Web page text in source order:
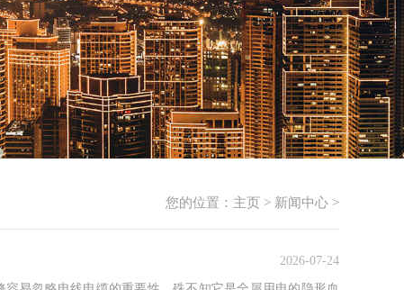
您的位置： 主页 > 新闻中心 >
2026-07-24